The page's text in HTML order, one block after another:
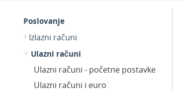
Poslovanje
Izlazni računi
Ulazni računi
Ulazni računi - početne postavke
Ulazni računi i euro